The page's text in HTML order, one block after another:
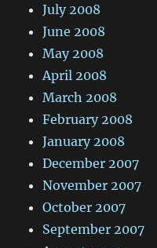
July 2008
June 2008
May 2008
April 2008
March 2008
February 2008
January 2008
December 2007
November 2007
October 2007
September 2007